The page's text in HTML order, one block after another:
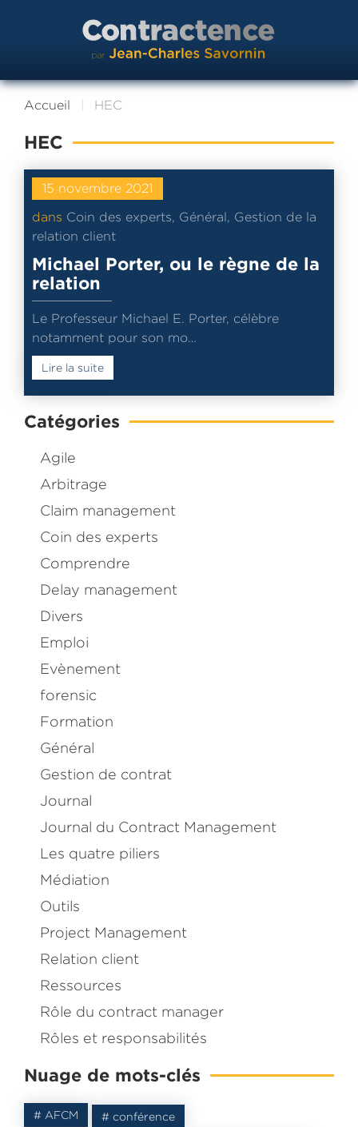
Accueil HEC
HEC
15 novembre 2021
dans Coin des experts, Général , Gestion de la
relation client
Michael Porter, ou le règne de la
relation
Le Professeur Michael E. Porter, célèbre
notamment pour son mo…
Lire la suite
Catégories
Agile
Arbitrage
Claim management
Coin des experts
Comprendre
Delay management
Divers
Emploi
Evènement
forensic
Formation
Général
Gestion de contrat
Journal
Journal du Contract Management
Les quatre piliers
Médiation
Outils
Project Management
Relation client
Ressources
Rôle du contract manager
Rôles et responsabilités
Nuage de mots-clés
# AFCM # conférence
Dans ce livre je partage avec vous comment j’ai